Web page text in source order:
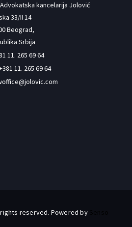
Advokatska kancelarija Jolović
33/II 14
Beograd,
Srbija
11. 265 69 64
11. 265 69 64
reserved. Powered by